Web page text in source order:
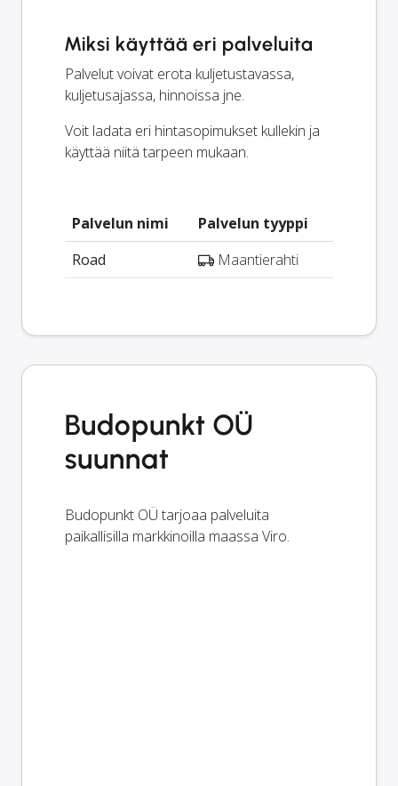
Miksi käyttää eri palveluita
Palvelut voivat erota kuljetustavassa,
kuljetusajassa, hinnoissa jne.
Voit ladata eri hintasopimukset kullekin ja
käyttää niitä tarpeen mukaan.
Palvelun nimi
Palvelun tyyppi
Road
Maantierahti
Budopunkt OÜ
suunnat
Budopunkt OÜ tarjoaa palveluita
paikallisilla markkinoilla maassa Viro.